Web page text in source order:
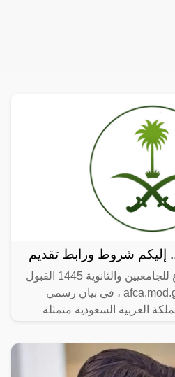
.. إليكم شروط ورابط تقديم
رابط تقديم وزارة الدفاع للجامعيين والثانوية 1445 القبول
الموحد عبر بوابة afca.mod.gov.sa ، في بيان رسمي
العربية السعودية متمثلة